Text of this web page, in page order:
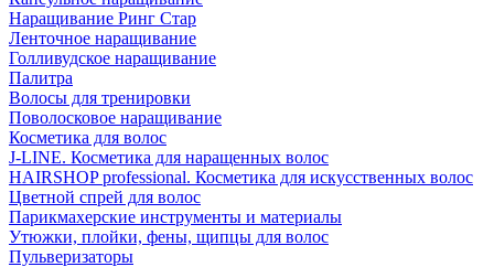
Наращивание Ринг Стар
Ленточное наращивание
Голливудское наращивание
Палитра
Волосы для тренировки
Поволосковое наращивание
Косметика для волос
J-LINE. Косметика для наращенных волос
HAIRSHOP professional. Косметика для искусственных волос
Цветной спрей для волос
Парикмахерские инструменты и материалы
Утюжки, плойки, фены, щипцы для волос
Пульверизаторы